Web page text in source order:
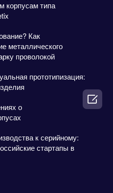
корпусам типа
Как
металлического
проволокой
прототипизация:
о
к серийному:
стартапы в
